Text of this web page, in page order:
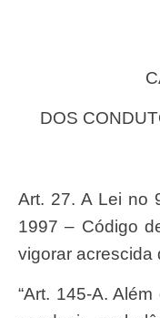
DOS
Art. 27. A Lei no 9.503, de 23 de setembro de
1997 – Código
vigorar acrescida
“Art. 145-A. Além do disposto no art. 145, para